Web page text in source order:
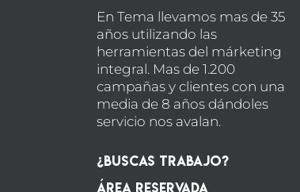
En Tema llevamos mas de 35
años utilizando las
herramientas del márketing
integral. Mas de 1.200
campañas y clientes con una
media de 8 años dándoles
servicio nos avalan.
¿Buscas Trabajo?
Área Reservada